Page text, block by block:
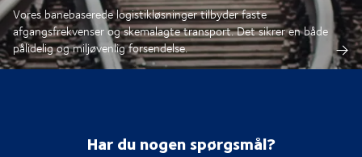
Vores banebaserede logistikløsninger tilbyder faste
afgangsfrekvenser og skemalagte transport. Det sikrer en både
pålidelig og miljøvenlig forsendelse.
Har du nogen spørgsmål?